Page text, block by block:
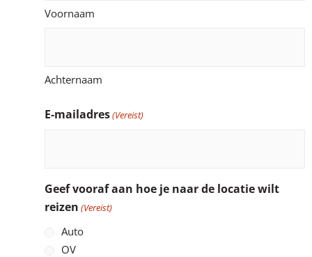
Voornaam
Achternaam
E-mailadres(Vereist)
Geef vooraf aan hoe je naar de locatie wilt
reizen (Vereist)
Auto
OV